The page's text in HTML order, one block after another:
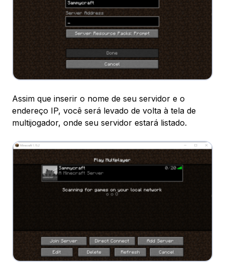
Assim que inserir o nome de seu servidor e o
endereço IP, você será levado de volta à tela de
multijogador, onde seu servidor estará listado.